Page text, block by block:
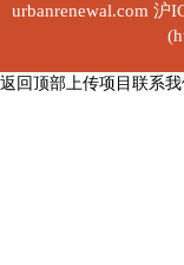
urbanrenewal.com 沪
返回顶部上传项目 联系我